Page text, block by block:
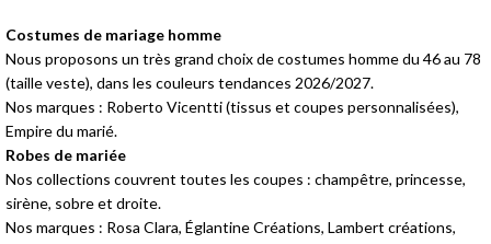
Costumes de mariage homme
Nous proposons un très grand choix de costumes homme du 46 au 78
(taille veste), dans les couleurs tendances 2026/2027.
Nos marques : Roberto Vicentti (tissus et coupes personnalisées),
Empire du marié.
Robes de mariée
Nos collections couvrent toutes les coupes : champêtre, princesse,
sirène, sobre et droite.
Nos marques : Rosa Clara, Églantine Créations, Lambert créations,